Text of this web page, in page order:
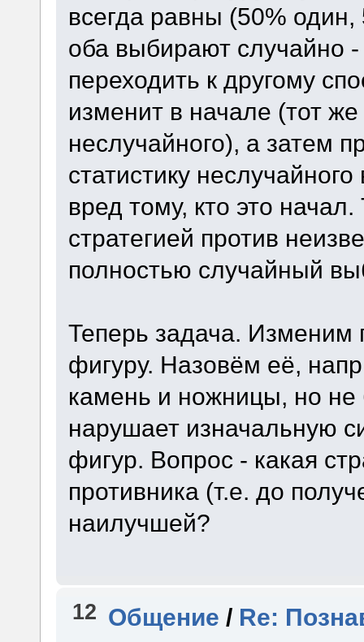
всегда равны (50%
оба выбирают случайно
переходить к другому
изменит в начале (тот
неслучайного), а затем
статистику
вред тому, кто это
стратегией против
полностью случайный
Теперь задача.
фигуру. Назовём её,
камень и ножницы, но не
нарушает изначальную
фигур. Вопрос - какая
противника (т.е. до
наилучшей?
12 Общение / Re: